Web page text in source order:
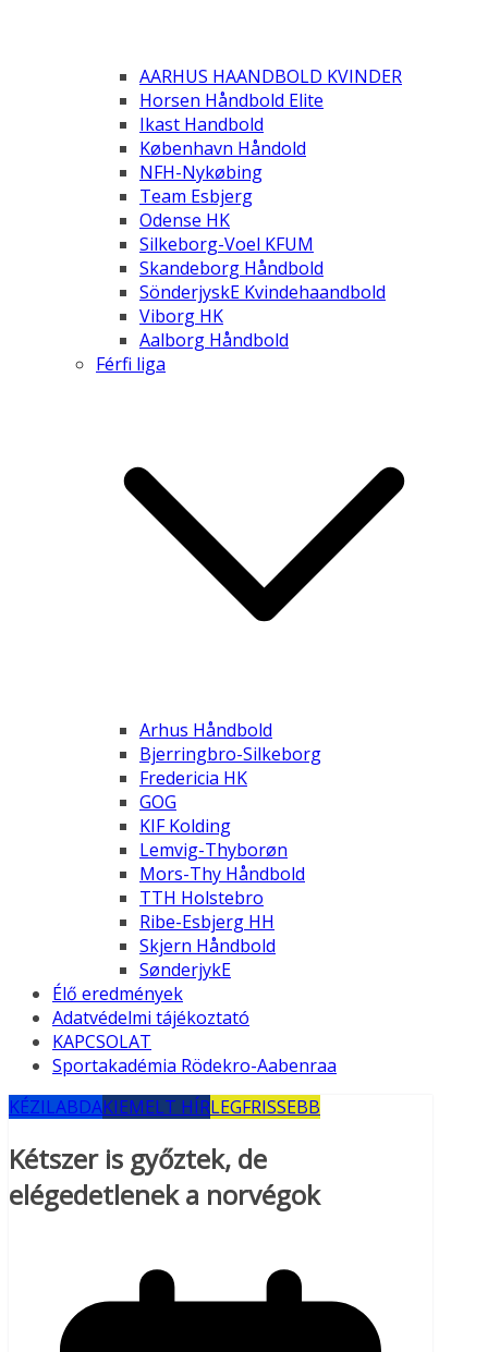
AARHUS HAANDBOLD KVINDER
Horsen Håndbold Elite
Ikast Handbold
København Håndold
NFH-Nykøbing
Team Esbjerg
Odense HK
Silkeborg-Voel KFUM
Skandeborg Håndbold
SönderjyskE Kvindehaandbold
Viborg HK
Aalborg Håndbold
Férfi liga
Arhus Håndbold
Bjerringbro-Silkeborg
Fredericia HK
GOG
KIF Kolding
Lemvig-Thyborøn
Mors-Thy Håndbold
TTH Holstebro
Ribe-Esbjerg HH
Skjern Håndbold
SønderjykE
Élő eredmények
Adatvédelmi tájékoztató
KAPCSOLAT
Sportakadémia Rödekro-Aabenraa
KÉZILABDAKIEMELT HÍRLEGFRISSEBB
Kétszer is győztek, de
elégedetlenek a norvégok